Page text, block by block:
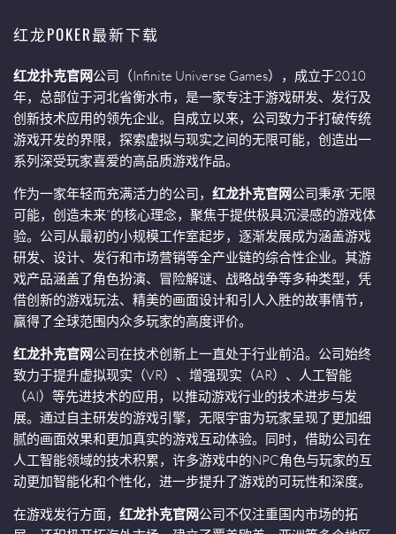
红龙POKER最新下载
红龙扑克官网公司（Infinite Universe Games），成立于2010
年，总部位于河北省衡水市，是一家专注于游戏研发、发行及
创新技术应用的领先企业。自成立以来，公司致力于打破传统
游戏开发的界限，探索虚拟与现实之间的无限可能，创造出一
系列深受玩家喜爱的高品质游戏作品。
作为一家年轻而充满活力的公司， 红龙扑克官网公司秉承“无限
可能，创造未来”的核心理念，聚焦于提供极具沉浸感的游戏体
验。公司从最初的小规模工作室起步，逐渐发展成为涵盖游戏
研发、设计、发行和市场营销等全产业链的综合性企业。其游
戏产品涵盖了角色扮演、冒险解谜、战略战争等多种类型，凭
借创新的游戏玩法、精美的画面设计和引人入胜的故事情节，
赢得了全球范围内众多玩家的高度评价。
红龙扑克官网公司在技术创新上一直处于行业前沿。公司始终
致力于提升虚拟现实（VR）、增强现实（AR）、人工智能
（AI）等先进技术的应用，以推动游戏行业的技术进步与发
展。通过自主研发的游戏引擎，无限宇宙为玩家呈现了更加细
腻的画面效果和更加真实的游戏互动体验。同时，借助公司在
人工智能领域的技术积累，许多游戏中的NPC角色与玩家的互
动更加智能化和个性化，进一步提升了游戏的可玩性和深度。
在游戏发行方面， 红龙扑克官网公司不仅注重国内市场的拓